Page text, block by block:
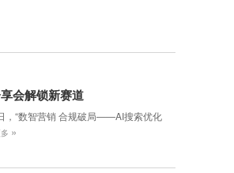
会解锁新赛道
，‌“数智营销 合规破局——AI搜索优化
»